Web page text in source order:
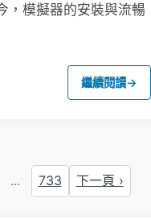
，模擬器的安裝與流暢
繼續閱讀→
... 733 下一頁 ›